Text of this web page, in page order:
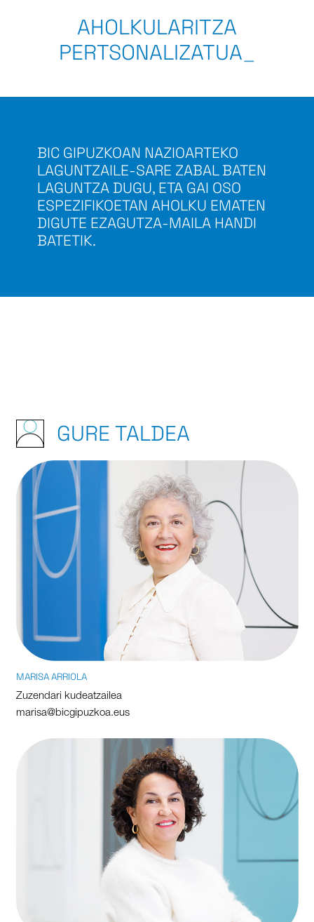
AHOLKULARITZA
PERTSONALIZATUA
BIC GIPUZKOAN NAZIOARTEKO
LAGUNTZAILE-SARE ZABAL BATEN
LAGUNTZA DUGU, ETA GAI OSO
ESPEZIFIKOETAN AHOLKU EMATEN
DIGUTE EZAGUTZA-MAILA HANDI
BATETIK.
GURE TALDEA
MARISA ARRIOLA
Zuzendari kudeatzailea
marisa@bicgipuzkoa.eus